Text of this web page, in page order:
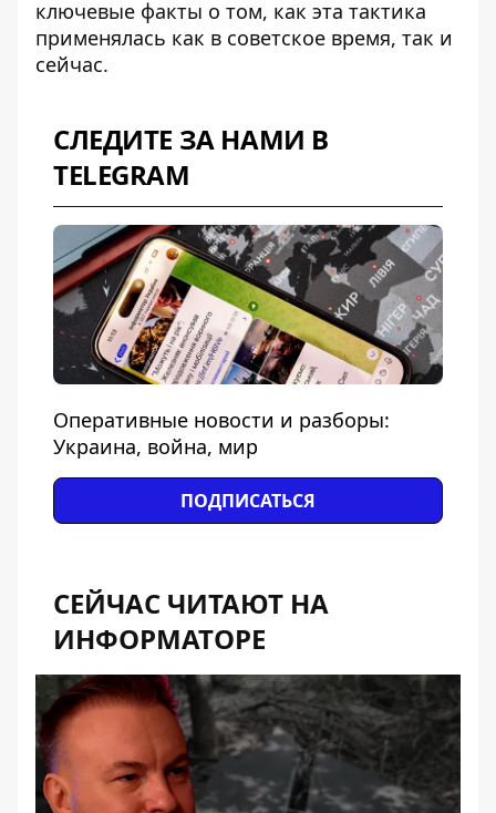
ключевые факты о том, как эта тактика
применялась как в советское время, так и
сейчас.
СЛЕДИТЕ ЗА НАМИ В
TELEGRAM
Оперативные новости и разборы:
Украина, война, мир
ПОДПИСАТЬСЯ
СЕЙЧАС ЧИТАЮТ НА
ИНФОРМАТОРЕ